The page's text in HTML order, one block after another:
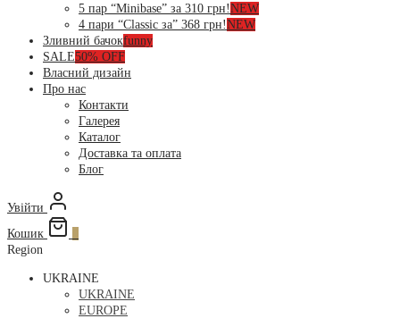
5 пар “Minibase” за 310 грн!NEW
4 пари “Classic за” 368 грн!NEW
Зливний бачокfunny
SALE50% OFF
Власний дизайн
Про нас
Контакти
Галерея
Каталог
Доставка та оплата
Блог
Увійти
Кошик
Region
UKRAINE
UKRAINE
EUROPE